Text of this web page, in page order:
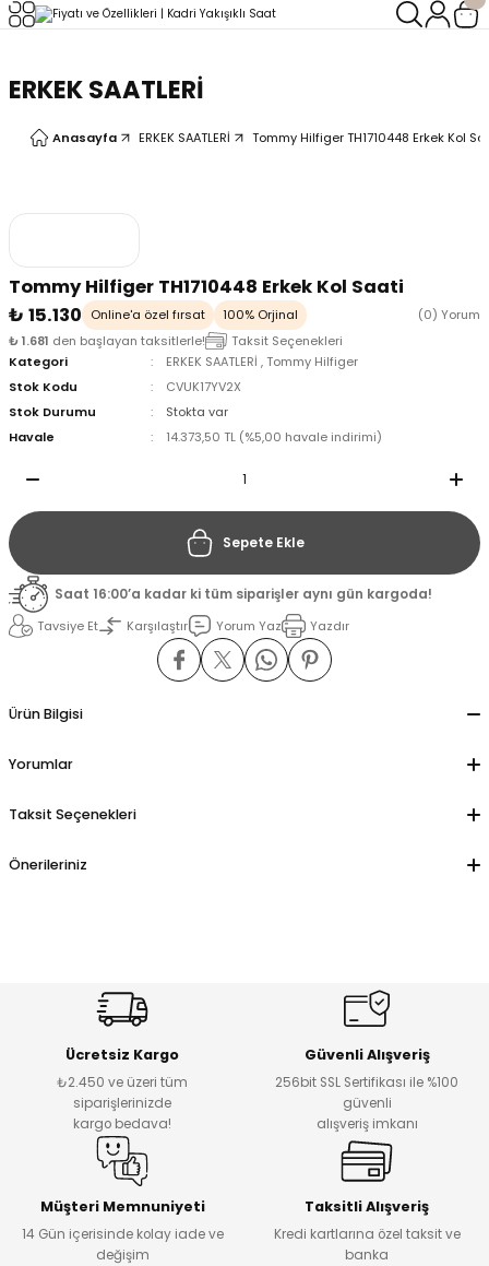
ERKEK SAATLERİ
Anasayfa ERKEK SAATLERİ Tommy Hilfiger TH1710448 Erkek Kol
Tommy Hilfiger TH1710448 Erkek Kol Saati
₺ 15.130
Online'a özel fırsat 100% Orjinal
(0) Yorum
₺ 1.681 den başlayan taksitlerle!
Taksit Seçenekleri
Kategori
ERKEK SAATLERİ ,Tommy Hilfiger
Stok Kodu
CVUK17YV2X
Stok Durumu
Stokta var
Havale
14.373,50 TL (%5,00 havale indirimi)
Sepete Ekle
Saat 16:00’a kadar ki tüm siparişler aynı gün kargoda!
Tavsiye Et
Karşılaştır Yorum Yaz Yazdır
Ürün Bilgisi
Yorumlar
Taksit Seçenekleri
Önerileriniz
Ücretsiz Kargo
₺2.450 ve üzeri tüm
siparişlerinizde
kargo bedava!
Güvenli Alışveriş
256bit SSL Sertifikası ile %100
güvenli
alışveriş imkanı
Müşteri Memnuniyeti
14 Gün içerisinde kolay iade ve
değişim
Taksitli Alışveriş
Kredi kartlarına özel taksit ve
banka
Geri Dön
Geri Dön